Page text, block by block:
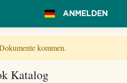
ANMELDEN
kommen.
Katalog